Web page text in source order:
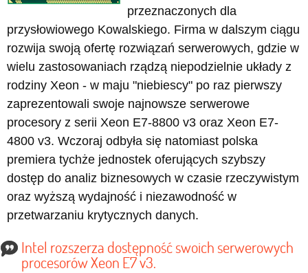
przeznaczonych dla
przysłowiowego Kowalskiego. Firma w dalszym ciągu
rozwija swoją ofertę rozwiązań serwerowych, gdzie w
wielu zastosowaniach rządzą niepodzielnie układy z
rodziny Xeon - w maju "niebiescy" po raz pierwszy
zaprezentowali swoje najnowsze serwerowe
procesory z serii Xeon E7-8800 v3 oraz Xeon E7-
4800 v3. Wczoraj odbyła się natomiast polska
premiera tychże jednostek oferujących szybszy
dostęp do analiz biznesowych w czasie rzeczywistym
oraz wyższą wydajność i niezawodność w
przetwarzaniu krytycznych danych.
Intel rozszerza dostępność swoich serwerowych
procesorów Xeon E7 v3.